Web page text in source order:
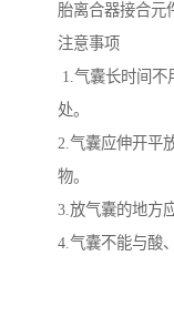
胎离合器接合元
注意事项
1.气囊长时间不
处。
2.气囊应伸开平
物。
3.放气囊的地方
4.气囊不能与酸